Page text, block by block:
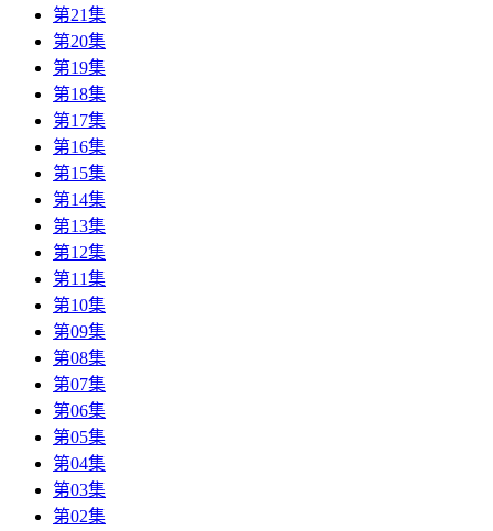
第21集
第20集
第19集
第18集
第17集
第16集
第15集
第14集
第13集
第12集
第11集
第10集
第09集
第08集
第07集
第06集
第05集
第04集
第03集
第02集